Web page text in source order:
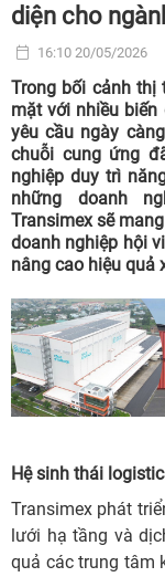
diện cho
16:10 20/05/2026
Trong bối cảnh thị
mặt với nhiều
yêu cầu ngày
chuỗi cung ứng
nghiệp duy trì
những doanh
Transimex sẽ
doanh nghiệp hội
nâng cao hiệu quả
Hệ sinh thái
Transimex phát
lưới hạ tầng và
quả các trung tâm